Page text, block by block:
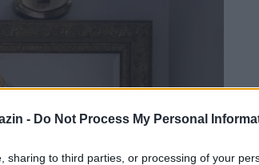
- Do Not Process My Personal
sharing to third parties, or processing of your